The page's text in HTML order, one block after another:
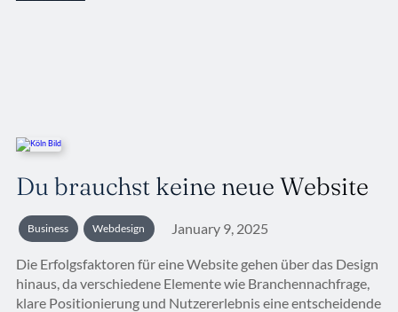
Du brauchst keine neue Website
Business Webdesign January 9, 2025
Die Erfolgsfaktoren für eine Website gehen über das Design
hinaus, da verschiedene Elemente wie Branchennachfrage,
klare Positionierung und Nutzererlebnis eine entscheidende